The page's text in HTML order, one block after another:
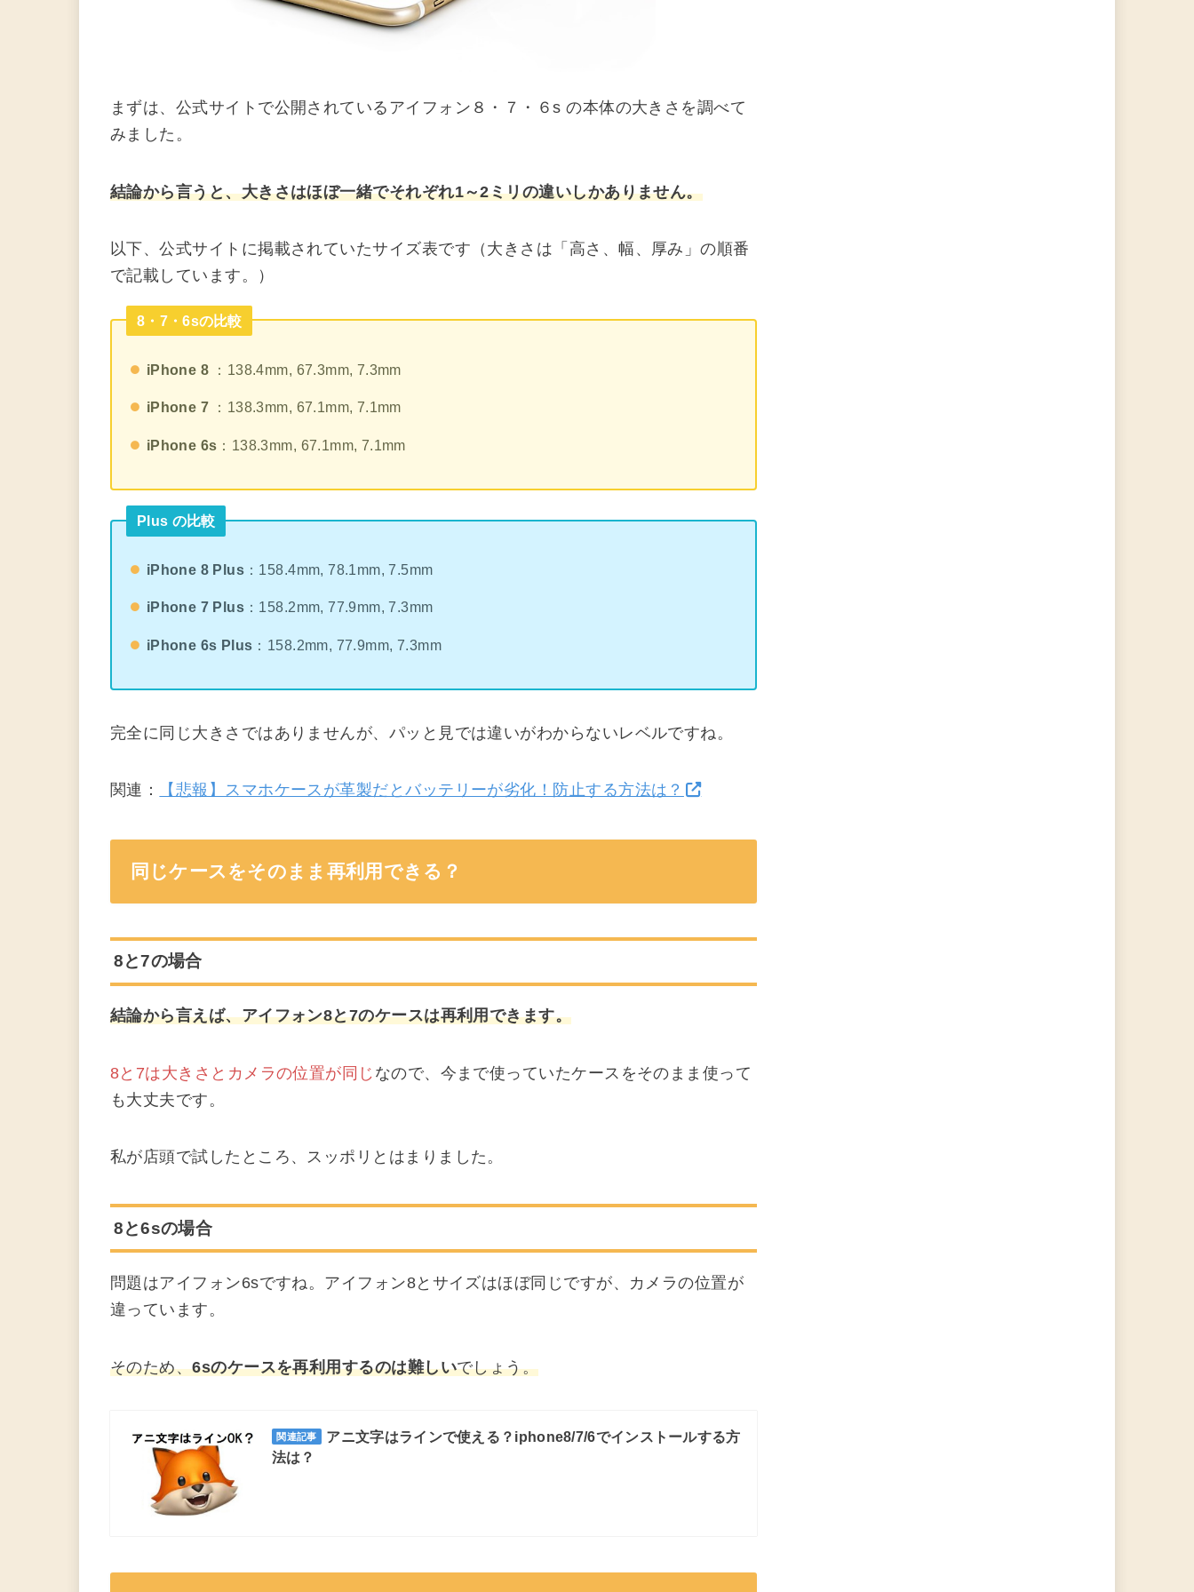
まずは、公式サイトで公開されているアイフォン８・７・６s の本体の大きさを調べて
みました。
結論から言うと、大きさはほぼ一緒でそれぞれ1～2ミリの違いしかありません。
以下、公式サイトに掲載されていたサイズ表です（大きさは「高さ、幅、厚み」の順番
で記載しています。）
8・7・6sの比較
iPhone 8 ：138.4mm, 67.3mm, 7.3mm
iPhone 7 ：138.3mm, 67.1mm, 7.1mm
iPhone 6s ：138.3mm, 67.1mm, 7.1mm
Plus の比較
iPhone 8 Plus ：158.4mm, 78.1mm, 7.5mm
iPhone 7 Plus ：158.2mm, 77.9mm, 7.3mm
iPhone 6s Plus ：158.2mm, 77.9mm, 7.3mm
完全に同じ大きさではありませんが、パッと見では違いがわからないレベルですね。
関連： 【悲報】スマホケースが革製だとバッテリーが劣化！防止する方法は？
同じケースをそのまま再利用できる？
8と7の場合
結論から言えば、アイフォン8と7のケースは再利用できます。
8と7は大きさとカメラの位置が同じ なので、今まで使っていたケースをそのまま使って
も大丈夫です。
私が店頭で試したところ、スッポリとはまりました。
8と6sの場合
問題はアイフォン6sですね。アイフォン8とサイズはほぼ同じですが、カメラの位置が
違っています。
そのため、6sのケースを再利用するのは難しいでしょう。
関連記事
アニ文字はラインで使える？iphone8/7/6でインストールする方
法は？